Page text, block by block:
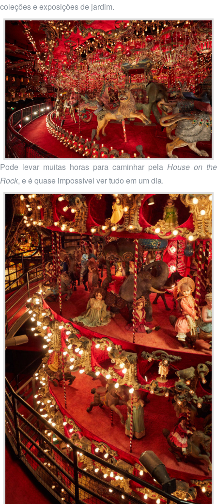
coleções e exposições de jardim.
Pode levar muitas horas para caminhar pela House on the
Rock, e é quase impossível ver tudo em um dia.